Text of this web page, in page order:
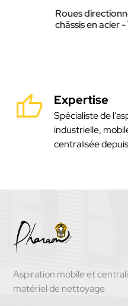
Roues
châssis en acier
Expertise
Spécialiste de
industrielle,
centralisée
Aspiration mobile et
matériel de nettoyage